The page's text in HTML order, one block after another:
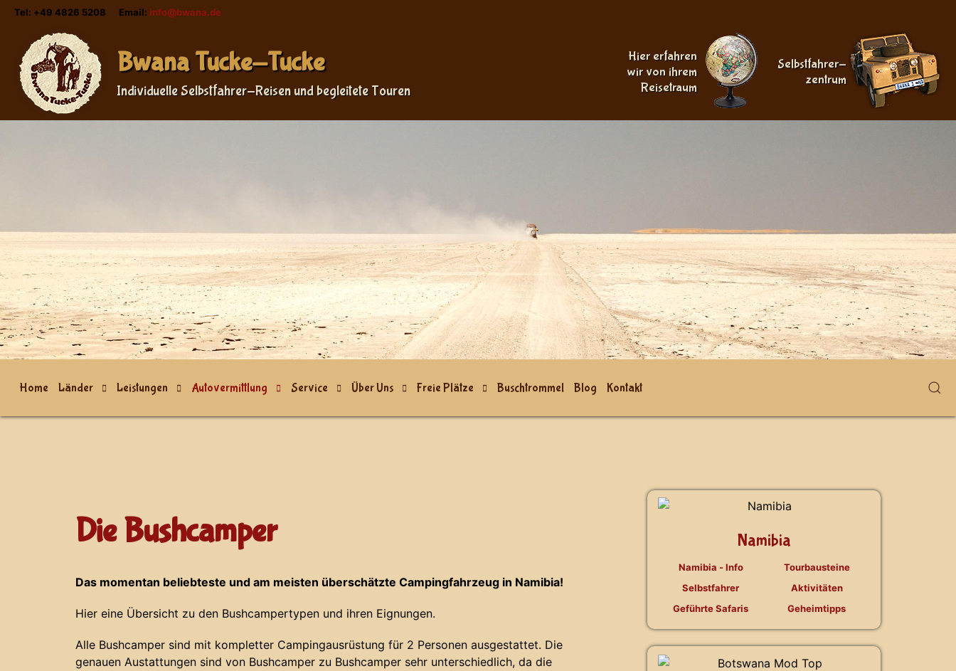
Tel: +49 4826 5208 Email: info@bwana.de
Bwana Tucke-Tucke
Individuelle Selbstfahrer-Reisen und begleitete Touren
Hier erfahren
wir von ihrem
Reisetraum
Selbstfahrer-
zentrum
Home Länder Leistungen Autovermittlung Service Über Uns Freie Plätze Buschtrommel Blog Kontakt
Die Bushcamper
Das momentan beliebteste und am meisten überschätzte Campingfahrzeug in Namibia!
Hier eine Übersicht zu den Bushcampertypen und ihren Eignungen.
Alle Bushcamper sind mit kompletter Campingausrüstung für 2 Personen ausgestattet. Die
genauen Austattungen sind von Bushcamper zu Bushcamper sehr unterschiedlich, da die
Namibia
Namibia - Info
Selbstfahrer
Geführte Safaris
Tourbausteine
Aktivitäten
Geheimtipps